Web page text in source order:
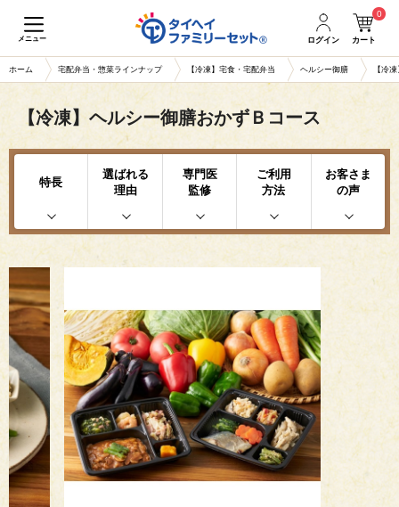
メニュー ログイン カート
0
ホーム 宅配弁当・惣菜ラインナップ 【冷凍】宅食・宅配弁当 ヘルシー御膳 【冷
【冷凍】ヘルシー御膳おかずＢコース
特長
選ばれる
理由
専門医
監修
ご利用
方法
お客さま
の声